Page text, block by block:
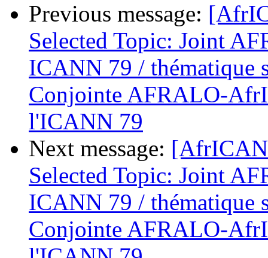
Previous message:
Selected Topic: Joint
ICANN 79 / thématique
Conjointe AFRALO-
l'ICANN 79
Next message:
Selected Topic: Joint
ICANN 79 / thématique
Conjointe AFRALO-